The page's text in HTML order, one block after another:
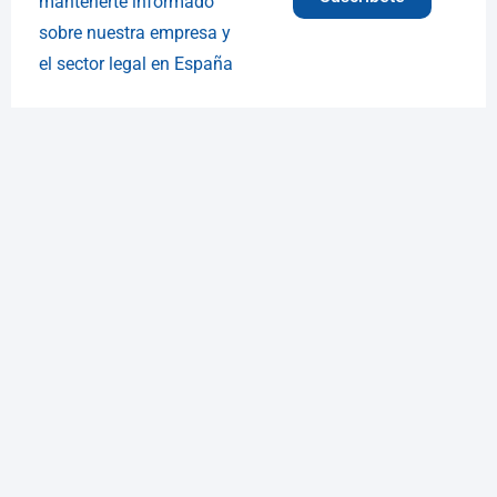
sobre nuestra empresa y
el sector legal en España